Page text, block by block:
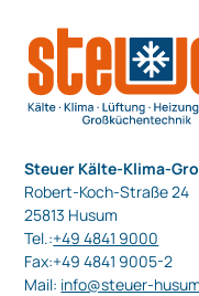
Steuer Kälte-Klima-
Robert-Koch-Straße 24
25813 Husum
Tel.:+49 4841 9000
Fax:+49 4841 9005-2
Mail: info@steuer-